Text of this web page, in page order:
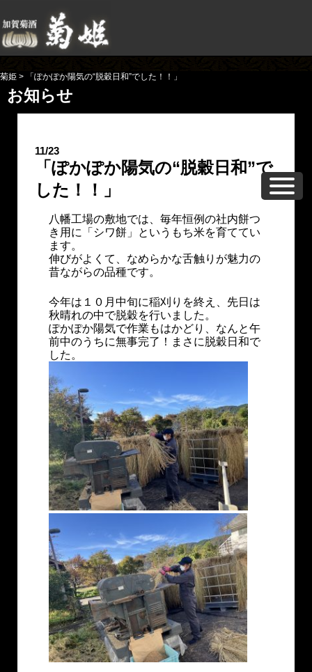
菊姫 > 「ぽかぽか陽気の“脱穀日和”でした！！」
お知らせ
11/23
「ぽかぽか陽気の“脱穀日和”で
した！！」
八幡工場の敷地では、毎年恒例の社内餅つ
き用に「シワ餅」というもち米を育ててい
ます。
伸びがよくて、なめらかな舌触りが魅力の
昔ながらの品種です。
今年は１０月中旬に稲刈りを終え、先日は
秋晴れの中で脱穀を行いました。
ぽかぽか陽気で作業もはかどり、なんと午
前中のうちに無事完了！まさに脱穀日和で
した。